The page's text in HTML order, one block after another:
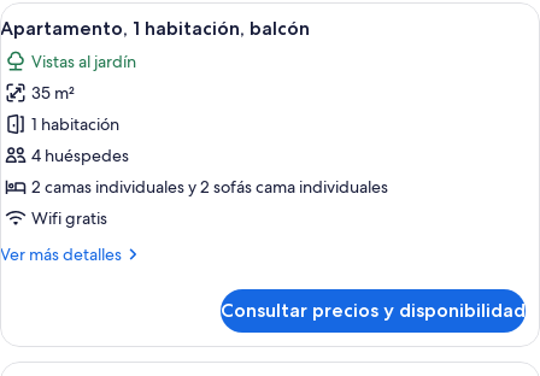
Abrir
todas
las
fotos
de
Apartamento,
1
habitación,
balcón
Una sala de estar moderna con un
4
Apartamento, 1 habitación, balcón
Vistas al jardín
35 m²
1 habitación
4 huéspedes
2 camas individuales y 2 sofás cama individuales
Wifi gratis
Ver más detalles
Más
1
habitación,
Consultar precios y disponibilidad
Una sala moderna con un sofá, un